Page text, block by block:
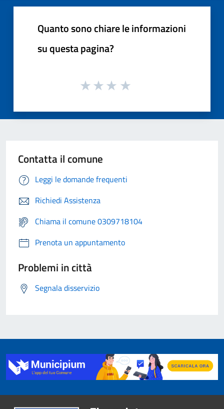
Quanto sono chiare le informazioni
su questa pagina?
Contatta il comune
Leggi le domande frequenti
Richiedi Assistenza
Chiama il comune 0309718104
Prenota un appuntamento
Problemi in città
Segnala disservizio